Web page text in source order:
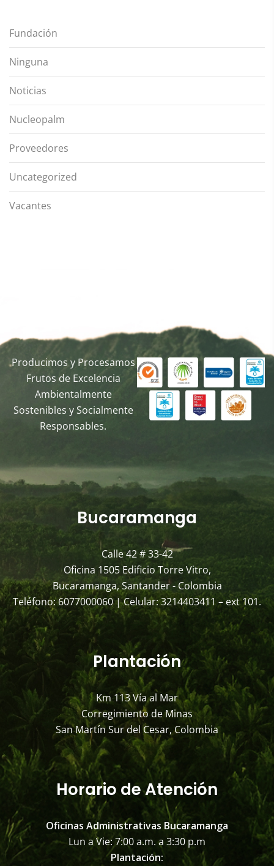
Fundación
Ninguna
Noticias
Nucleopalm
Proveedores
Uncategorized
Vacantes
Producimos y Procesamos
Frutos de Excelencia
Ambientalmente
Sostenibles y Socialmente
Responsables.
Bucaramanga
Calle 42 # 33-42
Oficina 1505 Edificio Torre Vitro,
Bucaramanga, Santander - Colombia
Teléfono: 6077000060 | Celular: 3214403411 – ext 101.
Plantación
Km 113 Vía al Mar
Corregimiento de Minas
San Martín Sur del Cesar, Colombia
Horario de Atención
Oficinas Administrativas Bucaramanga
Lun a Vie: 7:00 a.m. a 3:30 p.m
Plantación: